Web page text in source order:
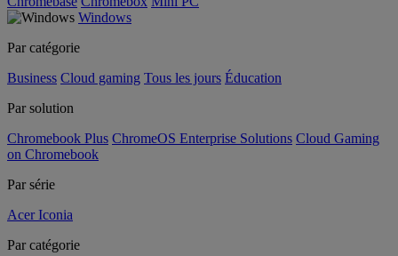
Windows
Par catégorie
Business Cloud gaming Tous les jours Éducation
Par solution
Chromebook Plus ChromeOS Enterprise Solutions Cloud Gaming
on Chromebook
Par série
Acer Iconia
Par catégorie